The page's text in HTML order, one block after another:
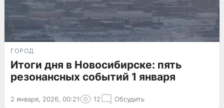
ГОРОД
Итоги дня в Новосибирске: пять
резонансных событий 1 января
2 января, 2026, 00:21 12 Обсудить